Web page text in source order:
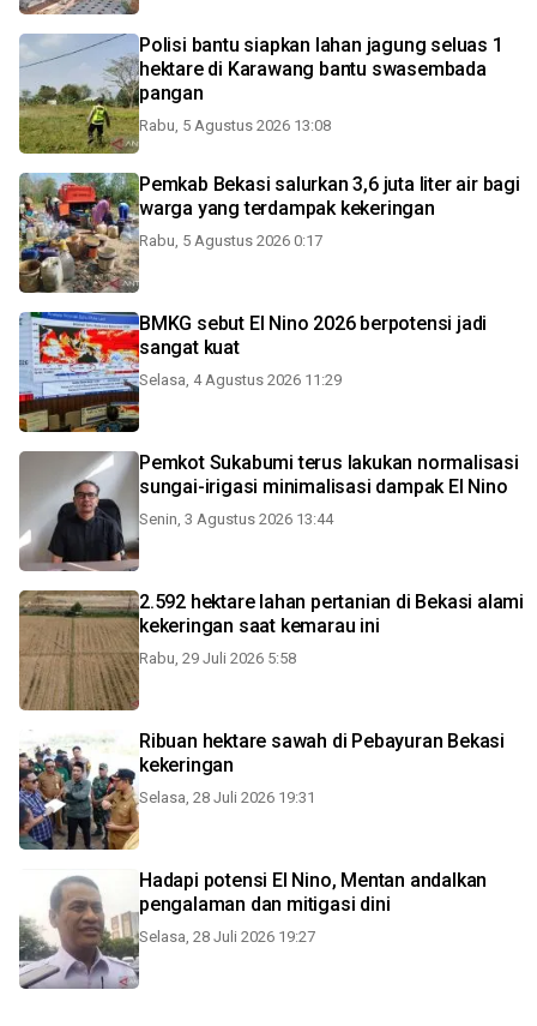
Polisi bantu siapkan lahan jagung seluas 1
hektare di Karawang bantu swasembada
pangan
Rabu, 5 Agustus 2026 13:08
Pemkab Bekasi salurkan 3,6 juta liter air bagi
warga yang terdampak kekeringan
Rabu, 5 Agustus 2026 0:17
BMKG sebut El Nino 2026 berpotensi jadi
sangat kuat
Selasa, 4 Agustus 2026 11:29
Pemkot Sukabumi terus lakukan normalisasi
sungai-irigasi minimalisasi dampak El Nino
Senin, 3 Agustus 2026 13:44
2.592 hektare lahan pertanian di Bekasi alami
kekeringan saat kemarau ini
Rabu, 29 Juli 2026 5:58
Ribuan hektare sawah di Pebayuran Bekasi
kekeringan
Selasa, 28 Juli 2026 19:31
Hadapi potensi El Nino, Mentan andalkan
pengalaman dan mitigasi dini
Selasa, 28 Juli 2026 19:27